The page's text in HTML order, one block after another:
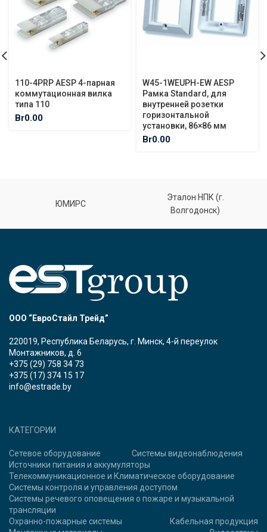
110-4PRP AESP 4-парная
коммутационная вилка
типа 110
Br0.00
W45-1WEUPH-EW AESP
Рамка Standard, для
внутренней розетки
горизонтальной
установки, 86×86 мм
Br0.00
ЮМИРС
Эталон НПК (г.
Волгодонск)
ООО “ЕвроСтайл Трейд”
220019, Республика Беларусь, г. Минск, 4-й переулок
Монтажников, д. 6
+375 (29) 758 34 73
+375 (17) 374 15 17
info@estrade.by
КАТЕГОРИИ
Сетевое оборудование
Системы видеонаблюдения
Источники питания и аккумуляторы
Телекоммуникационное и Климатическое оборудование
Системы контроля и управления доступом
Системы речевого оповещения о пожаре и музыкальной
трансляции
Охранно-пожарные системы
Кабельная продукция